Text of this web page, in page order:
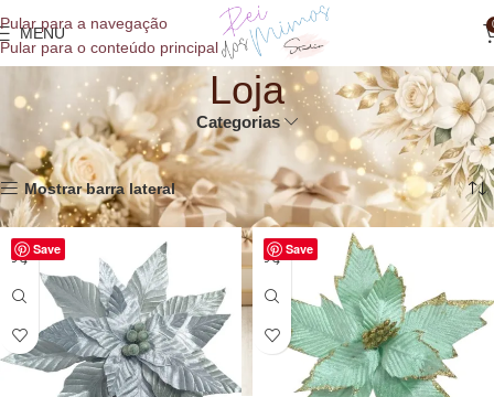
conteúdo
Pular para a navegação
Pular para o conteúdo principal
MENU
Loja
Categorias
Início » Loja Exibindo 1–14 de 176 resultados
Mostrar barra lateral
Save Save